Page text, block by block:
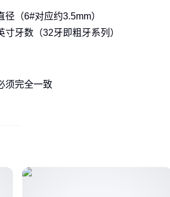
（6#对应约3.5mm）
牙数（32牙即粗牙系列）
须完全一致
倾向使用
导致的螺纹损伤。
响实际使用效果